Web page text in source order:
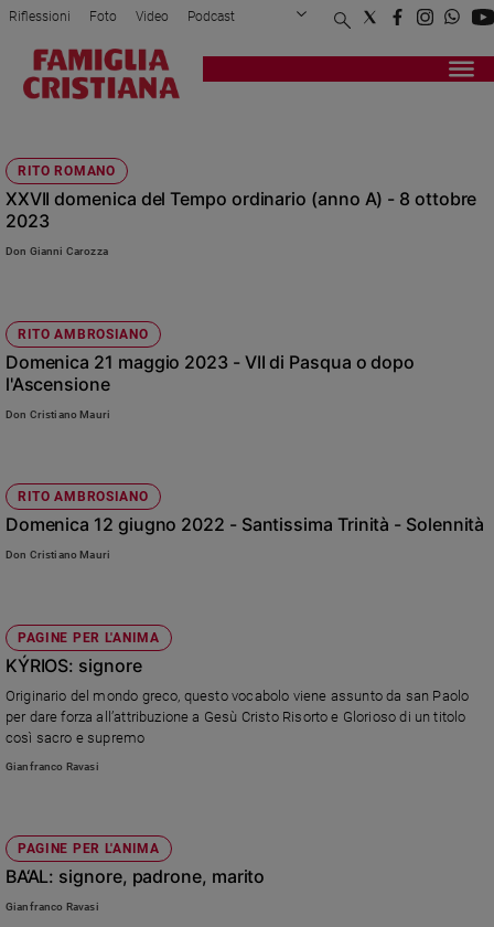
Attualità
Politica
Mondo
Economia
Legalità
Sport
Interviste
Papa
Chiesa
Chiesa
Santi
e
fede
Parola
Santo
del
giorno
Riflessioni Foto Video Podcast
Privacy Policy Chi siamo
Registrati Redazione
RITO ROMANO
XXVII domenica del Tempo ordinario (anno A) - 8 ottobre
2023
Don Gianni Carozza
RITO AMBROSIANO
Domenica 21 maggio 2023 - VII di Pasqua o dopo
l'Ascensione
Don Cristiano Mauri
RITO AMBROSIANO
Domenica 12 giugno 2022 - Santissima Trinità - Solennità
Don Cristiano Mauri
PAGINE PER L'ANIMA
KÝRIOS: signore
Originario del mondo greco, questo vocabolo viene assunto da san Paolo
per dare forza all’attribuzione a Gesù Cristo Risorto e Glorioso di un titolo
così sacro e supremo
Gianfranco Ravasi
PAGINE PER L'ANIMA
BA‘AL: signore, padrone, marito
Gianfranco Ravasi